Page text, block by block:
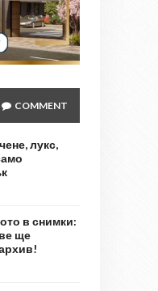
COMMENT
лукс,
в снимки:
ще